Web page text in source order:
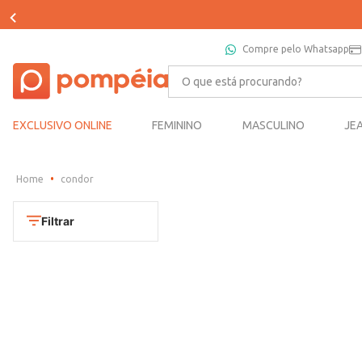
Compre pelo Whatsapp
O que está procurando?
EXCLUSIVO ONLINE FEMININO MASCULINO
condor
Filtrar